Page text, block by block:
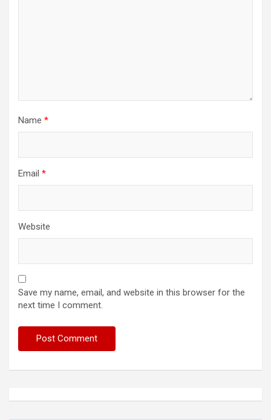
Name *
Email *
Website
Save my name, email, and website in this browser for the
next time I comment.